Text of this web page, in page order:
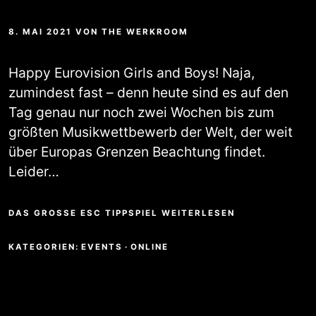
8. MAI 2021 VON THE WERKROOM
Happy Eurovision Girls and Boys! Naja,
zumindest fast – denn heute sind es auf den
Tag genau nur noch zwei Wochen bis zum
größten Musikwettbewerb der Welt, der weit
über Europas Grenzen Beachtung findet.
Leider…
DAS GROSSE ESC TIPPSPIEL WEITERLESEN
KATEGORIEN: EVENTS · ONLINE